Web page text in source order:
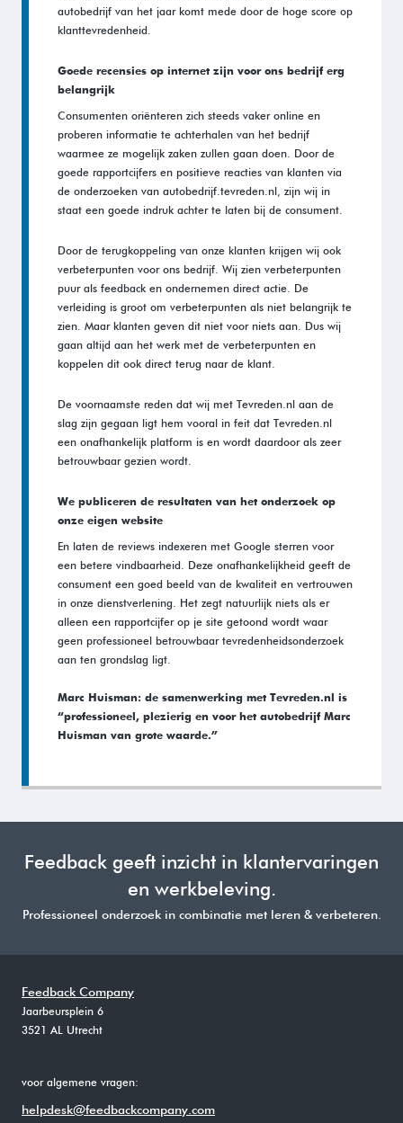
autobedrijf van het jaar komt mede door de hoge score op
klanttevredenheid.
Goede recensies op internet zijn voor ons bedrijf erg
belangrijk
Consumenten oriënteren zich steeds vaker online en
proberen informatie te achterhalen van het bedrijf
waarmee ze mogelijk zaken zullen gaan doen. Door de
goede rapportcijfers en positieve reacties van klanten via
de onderzoeken van autobedrijf.tevreden.nl, zijn wij in
staat een goede indruk achter te laten bij de consument.
Door de terugkoppeling van onze klanten krijgen wij ook
verbeterpunten voor ons bedrijf. Wij zien verbeterpunten
puur als feedback en ondernemen direct actie. De
verleiding is groot om verbeterpunten als niet belangrijk te
zien. Maar klanten geven dit niet voor niets aan. Dus wij
gaan altijd aan het werk met de verbeterpunten en
koppelen dit ook direct terug naar de klant.
De voornaamste reden dat wij met Tevreden.nl aan de
slag zijn gegaan ligt hem vooral in feit dat Tevreden.nl
een onafhankelijk platform is en wordt daardoor als zeer
betrouwbaar gezien wordt.
We publiceren de resultaten van het onderzoek op
onze eigen website
En laten de reviews indexeren met Google sterren voor
een betere vindbaarheid. Deze onafhankelijkheid geeft de
consument een goed beeld van de kwaliteit en vertrouwen
in onze dienstverlening. Het zegt natuurlijk niets als er
alleen een rapportcijfer op je site getoond wordt waar
geen professioneel betrouwbaar tevredenheidsonderzoek
aan ten grondslag ligt.
Marc Huisman: de samenwerking met Tevreden.nl is
“professioneel, plezierig en voor het autobedrijf Marc
Huisman van grote waarde.”
Feedback geeft inzicht in klantervaringen
en werkbeleving.
Professioneel onderzoek in combinatie met leren & verbeteren.
Feedback Company
Jaarbeursplein 6
3521 AL Utrecht
voor algemene vragen:
helpdesk@feedbackcompany.com